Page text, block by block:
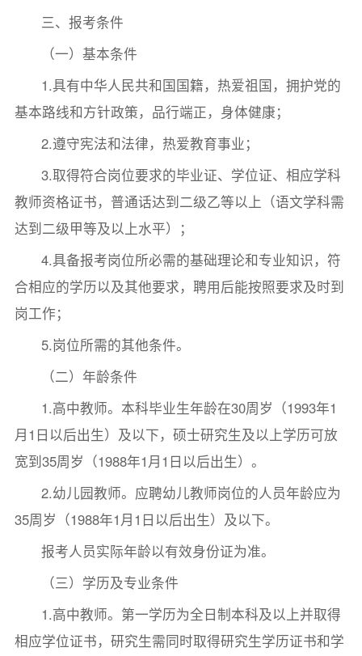
三、报考条件
（一）基本条件
1.具有中华人民共和国国籍，热爱祖国，拥护党的
基本路线和方针政策，品行端正，身体健康；
2.遵守宪法和法律，热爱教育事业；
3.取得符合岗位要求的毕业证、学位证、相应学科
教师资格证书，普通话达到二级乙等以上（语文学科需
达到二级甲等及以上水平）；
4.具备报考岗位所必需的基础理论和专业知识，符
合相应的学历以及其他要求，聘用后能按照要求及时到
岗工作；
5.岗位所需的其他条件。
（二）年龄条件
1.高中教师。本科毕业生年龄在30周岁（1993年1
月1日以后出生）及以下，硕士研究生及以上学历可放
宽到35周岁（1988年1月1日以后出生）。
2.幼儿园教师。应聘幼儿教师岗位的人员年龄应为
35周岁（1988年1月1日以后出生）及以下。
报考人员实际年龄以有效身份证为准。
（三）学历及专业条件
1.高中教师。第一学历为全日制本科及以上并取得
相应学位证书，研究生需同时取得研究生学历证书和学